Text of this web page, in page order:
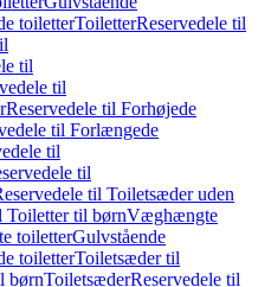
toiletterToiletterReservedele til
til
til
Reservedele til Forhøjede
til Forlængede
til
til
til Toiletsæder uden
Toiletter til børnVæghængte
toiletterGulvstående
toiletterToiletsæder til
børnToiletsæderReservedele til